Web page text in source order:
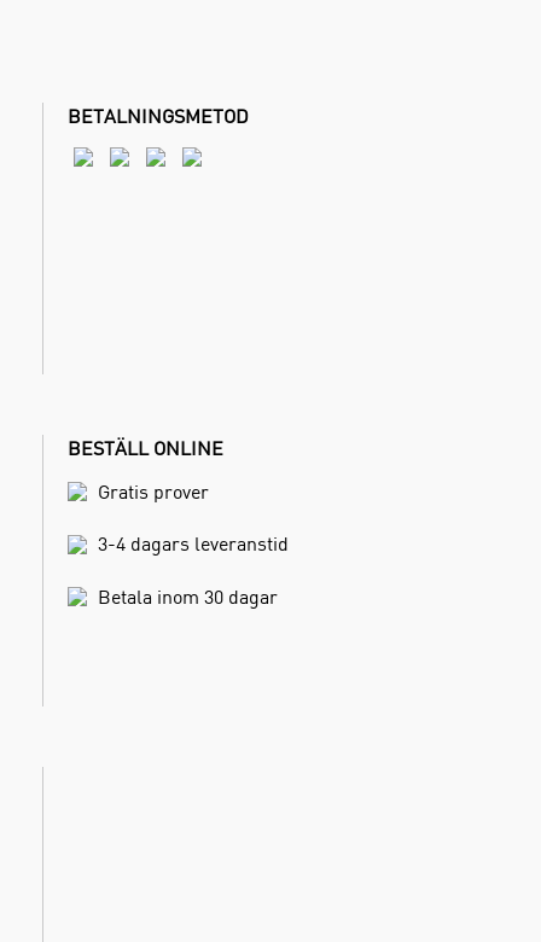
BETALNINGSMETOD
BESTÄLL ONLINE
Gratis prover
3-4 dagars leveranstid
Betala inom 30 dagar